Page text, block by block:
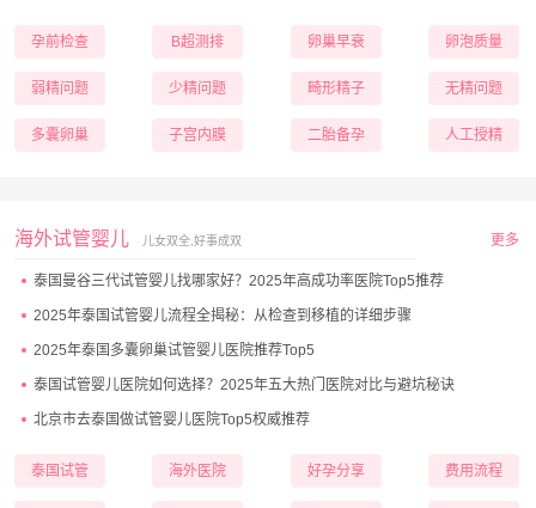
孕前检查 B超测排 卵巢早衰 卵泡质量
弱精问题 少精问题 畸形精子 无精问题
多囊卵巢 子宫内膜 二胎备孕 人工授精
海外试管婴儿 儿女双全,好事成双 更多
泰国曼谷三代试管婴儿找哪家好？2025年高成功率医院Top5推荐
2025年泰国试管婴儿流程全揭秘：从检查到移植的详细步骤
2025年泰国多囊卵巢试管婴儿医院推荐Top5
泰国试管婴儿医院如何选择？2025年五大热门医院对比与避坑秘诀
北京市去泰国做试管婴儿医院Top5权威推荐
泰国试管 海外医院 好孕分享 费用流程